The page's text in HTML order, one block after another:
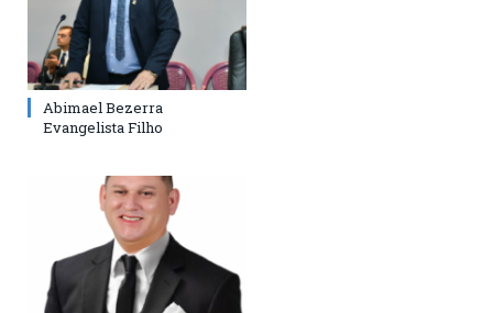
Abimael Bezerra
Evangelista Filho